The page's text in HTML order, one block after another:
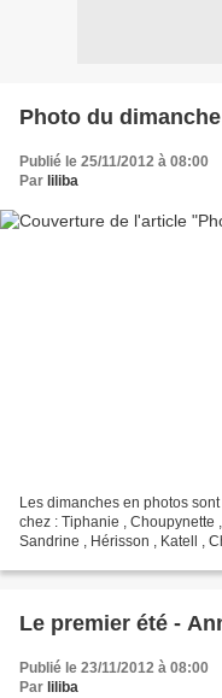
Photo du
Publié le 25/11/2012 à 08:00
Par liliba
Les dimanches en photos
chez : Tiphanie , Choupynette
Sandrine , Hérisson , Katell ,
Le premier été -
Publié le 23/11/2012 à 08:00
Par liliba